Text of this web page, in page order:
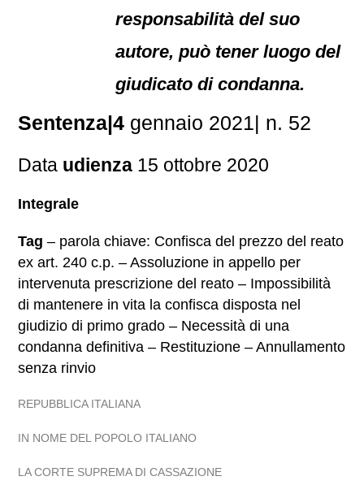
responsabilità del suo
autore, può tener luogo del
giudicato di condanna.
Sentenza|4 gennaio 2021| n. 52
Data udienza 15 ottobre 2020
Integrale
Tag – parola chiave: Confisca del prezzo del reato
ex art. 240 c.p. – Assoluzione in appello per
intervenuta prescrizione del reato – Impossibilità
di mantenere in vita la confisca disposta nel
giudizio di primo grado – Necessità di una
condanna definitiva – Restituzione – Annullamento
senza rinvio
REPUBBLICA ITALIANA
IN NOME DEL POPOLO ITALIANO
LA CORTE SUPREMA DI CASSAZIONE